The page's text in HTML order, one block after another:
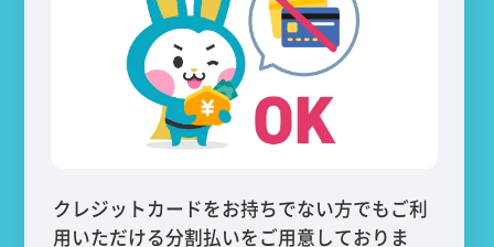
クレジットカードをお持ちでない方でもご利
用いただける分割払いをご用意しておりま